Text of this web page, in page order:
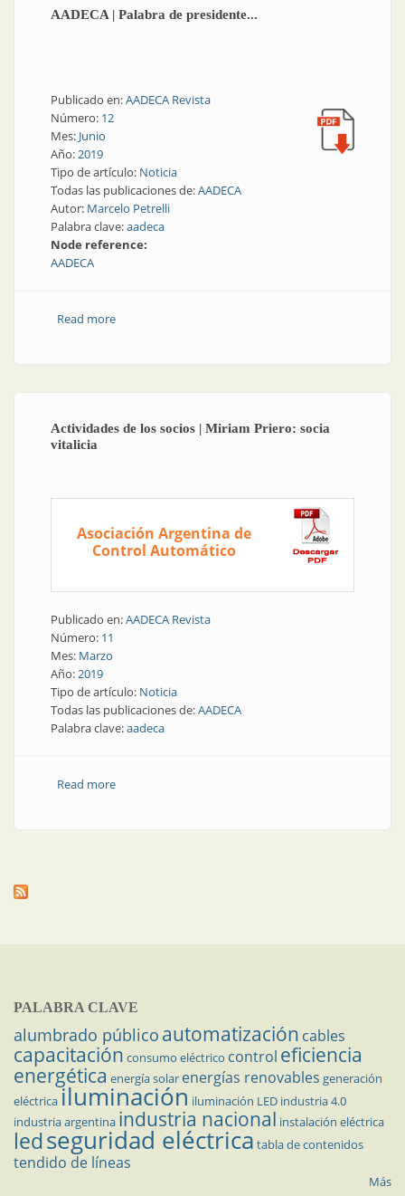
AADECA | Palabra de presidente...
Publicado en:AADECA Revista
Número: 12
Mes: Junio
Año:2019
Tipo de artículo: Noticia
Todas las publicaciones de:AADECA
Autor: Marcelo Petrelli
Palabra clave:aadeca
Node reference:
AADECA
Read moreabout AADECA | Palabra de presidente...
Actividades de los socios | Miriam Priero: socia
vitalicia
Asociación Argentina de
Control Automático
Publicado en:AADECA Revista
Número: 11
Mes: Marzo
Año:2019
Tipo de artículo: Noticia
Todas las publicaciones de:AADECA
Palabra clave:aadeca
Read moreabout Actividades de los socios | Miriam Priero: socia
PALABRA CLAVE
alumbrado público automatización cables
capacitación consumo eléctrico control eficiencia
energética energía solar energías renovables generación
eléctricailuminación iluminación LED industria 4.0
industria argentina industria nacional instalación eléctrica
ledseguridad eléctrica tabla de contenidos
tendido de líneas
Más